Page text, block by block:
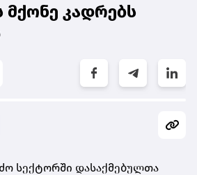
კადრებს
სექტორში დასაქმებულთა